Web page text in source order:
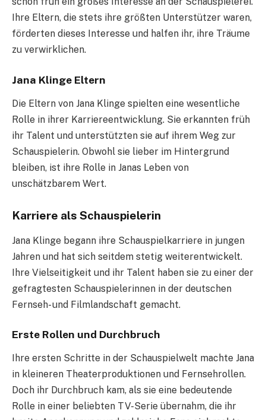
Ihre Eltern, die stets ihre größten Unterstützer waren,
förderten dieses Interesse und halfen ihr, ihre Träume
zu verwirklichen.
Jana Klinge Eltern
Die Eltern von Jana Klinge spielten eine wesentliche
Rolle in ihrer Karriereentwicklung. Sie erkannten früh
ihr Talent und unterstützten sie auf ihrem Weg zur
Schauspielerin. Obwohl sie lieber im Hintergrund
bleiben, ist ihre Rolle in Janas Leben von
unschätzbarem Wert.
Karriere als Schauspielerin
Jana Klinge begann ihre Schauspielkarriere in jungen
Jahren und hat sich seitdem stetig weiterentwickelt.
Ihre Vielseitigkeit und ihr Talent haben sie zu einer der
gefragtesten Schauspielerinnen in der deutschen
Fernseh- und Filmlandschaft gemacht.
Erste Rollen und Durchbruch
Ihre ersten Schritte in der Schauspielwelt machte Jana
in kleineren Theaterproduktionen und Fernsehrollen.
Doch ihr Durchbruch kam, als sie eine bedeutende
Rolle in einer beliebten TV-Serie übernahm, die ihr